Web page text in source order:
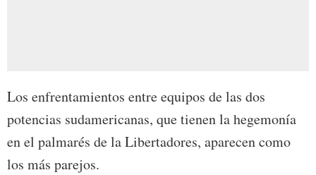
Los enfrentamientos entre equipos de las dos
potencias sudamericanas, que tienen la hegemonía
en el palmarés de la Libertadores, aparecen como
los más parejos.